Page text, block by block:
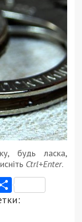
будь ласка,
Ctrl+Enter.